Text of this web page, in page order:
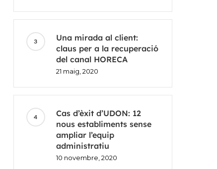
Una mirada al client:
claus per a la recuperació
del canal HORECA
21 maig, 2020
Cas d’èxit d’UDON: 12
nous establiments sense
ampliar l’equip
administratiu
10 novembre, 2020